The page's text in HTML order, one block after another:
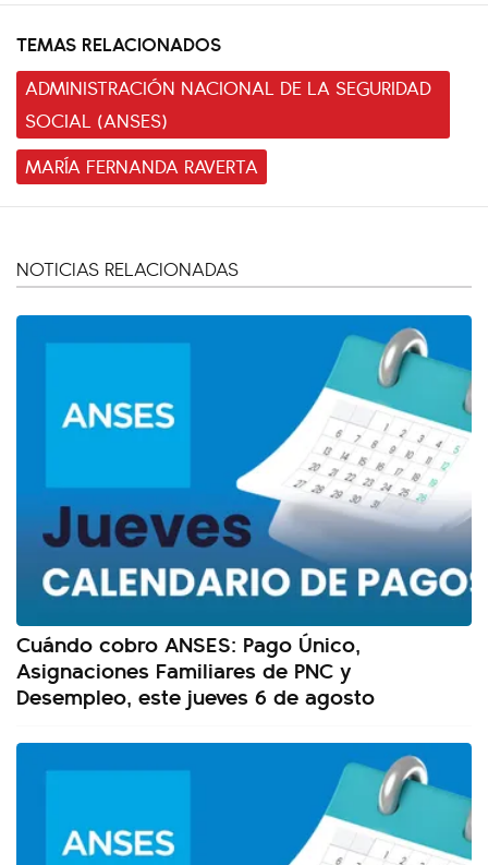
TEMAS RELACIONADOS
ADMINISTRACIÓN NACIONAL DE LA SEGURIDAD
SOCIAL (ANSES)
MARÍA FERNANDA RAVERTA
NOTICIAS RELACIONADAS
Cuándo cobro ANSES: Pago Único,
Asignaciones Familiares de PNC y
Desempleo, este jueves 6 de agosto